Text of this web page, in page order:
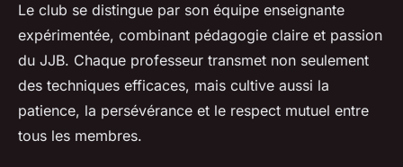
Le club se distingue par son équipe enseignante
expérimentée, combinant pédagogie claire et passion
du JJB. Chaque professeur transmet non seulement
des techniques efficaces, mais cultive aussi la
patience, la persévérance et le respect mutuel entre
tous les membres.